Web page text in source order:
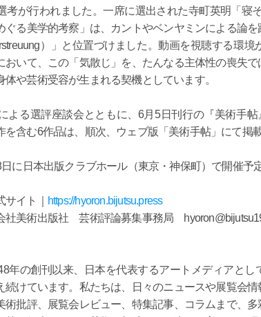
考が行われました。一席に選出された寺町英明「寝
ぐる美学的考察」は、カントやベンヤミンによる論
）」と位置づけました。動画を視聴する環
おいて、この「気散じ」を、たんなる主体性の喪失
体や芸術受容が生まれる契機としています。
よる選評座談会とともに、6月5日刊行の『美術手帖
含む6作品は、順次、ウェブ版「美術手帖」にて掲載
に日本出版クラブホール（東京・神保町）で開催予
サイト｜
https://hyoron.bijutsu.press
社美術出版社 芸術評論募集事務局
年の創刊以来、日本を代表するアートメディアと
続けています。私たちは、日々のニュースや展覧会
術批評、展覧会レビュー、特集記事、コラムまで、